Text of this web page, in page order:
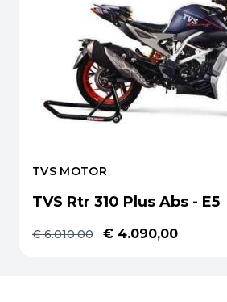
TVS MOTOR
TVS Rtr 310 Plus Abs - E5
€ 6.010,00 € 4.090,00